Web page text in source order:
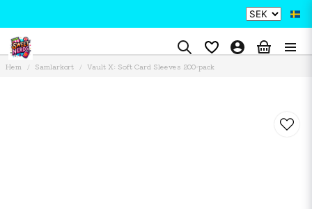
Hem Samlarkort Vault X: Soft Card Sleeves 200-pack